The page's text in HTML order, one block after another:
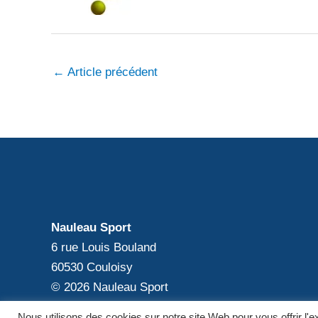
← Article précédent
Nauleau Sport
6 rue Louis Bouland
60530 Couloisy
© 2026 Nauleau Sport